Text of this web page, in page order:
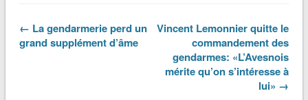
← La gendarmerie perd un
grand supplément d’âme
Vincent Lemonnier quitte le
commandement des
gendarmes: «L’Avesnois
mérite qu’on s’intéresse à
lui» →